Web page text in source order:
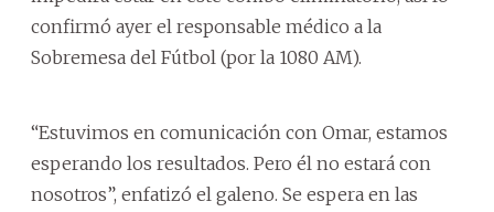
confirmó ayer el responsable médico a la
Sobremesa del Fútbol (por la 1080 AM).
“Estuvimos en comunicación con Omar, estamos
esperando los resultados. Pero él no estará con
nosotros”, enfatizó el galeno. Se espera en las